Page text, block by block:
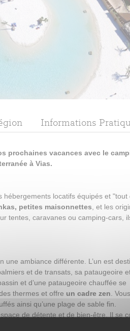
Informations
prochaines vacances avec le
à Vias.
locatifs équipés et "tout
petites maisonnettes , et les
tentes, caravanes ou camping-cars,
ambiance différente. L’un est
et de transats, sa pataugeoire
et d’une pataugeoire chauffée se
thermes et offre un cadre zen .
ainsi qu’une plage de sable fin.
de détente et de bien-être. Il se
balnéo, de saunas et de